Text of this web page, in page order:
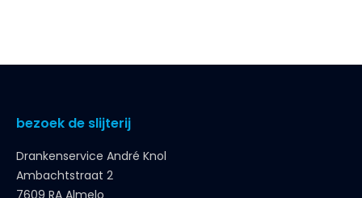
bezoek de slijterij
Drankenservice André Knol
Ambachtstraat 2
7609 RA Almelo